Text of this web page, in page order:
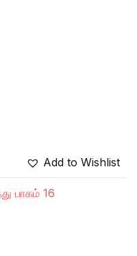
Add to Wishlist